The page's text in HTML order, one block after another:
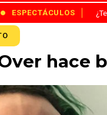
ESPECTÁCULOS
hace